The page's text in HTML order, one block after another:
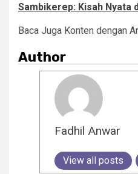
Sambikerep: Kisah Nyata
Baca Juga Konten dengan
Author
Fadhil Anwar
View all posts